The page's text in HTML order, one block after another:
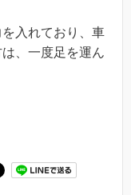
入れており、車
、一度足を運ん